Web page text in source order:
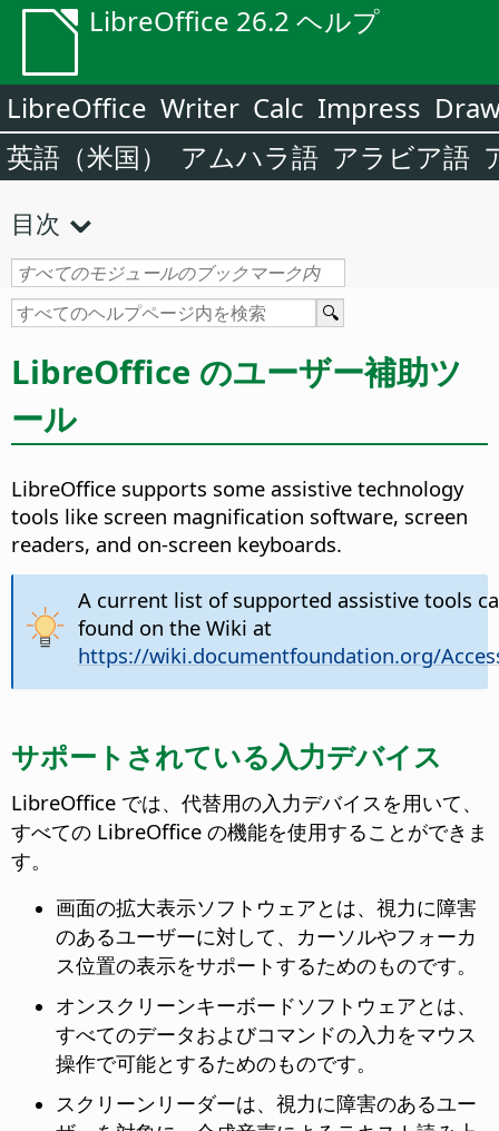
LibreOffice 26.2 ヘルプ
LibreOffice Writer Calc Impress
英語（米国）
アムハラ語 アラビア語
目次
LibreOffice のユーザー補助ツ
ール
LibreOffice supports some assistive technology
tools like screen magnification software, screen
readers, and on-screen keyboards.
A current list of supported assistive tools
found on the Wiki at
https://wiki.documentfoundation.org/
サポートされている入力デバイス
LibreOffice では、代替用の入力デバイスを用いて、
すべての LibreOffice の機能を使用することができま
す。
画面の拡大表示ソフトウェアとは、視力に障害
のあるユーザーに対して、カーソルやフォーカ
ス位置の表示をサポートするためのものです。
オンスクリーンキーボードソフトウェアとは、
すべてのデータおよびコマンドの入力をマウス
操作で可能とするためのものです。
スクリーンリーダーは、視力に障害のあるユー